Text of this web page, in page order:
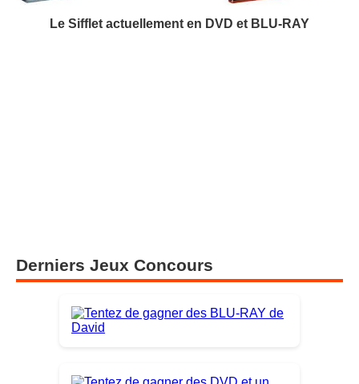
Le Sifflet actuellement en DVD et BLU-RAY
Derniers Jeux Concours